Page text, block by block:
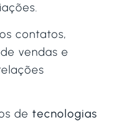
contatos,
vendas e
de tecnologias